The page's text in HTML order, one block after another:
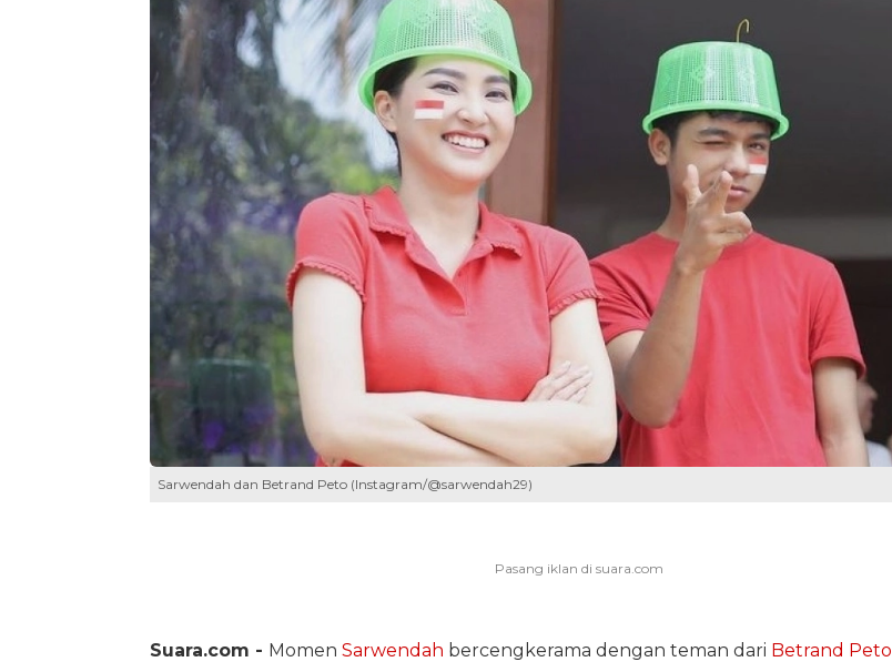
Sarwendah dan Betrand Peto (Instagram/@sarwendah29)
Suara.com - Momen Sarwendah bercengkerama dengan teman dari Betrand Peto